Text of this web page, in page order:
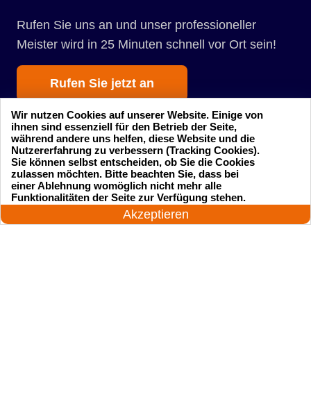
Rufen Sie uns an und unser professioneller
Meister wird in 25 Minuten schnell vor Ort sein!
Rufen Sie jetzt an
Startseite Einsatzgebiete
Preise
24 Stunden am Tag
Akzeptieren
Wir nutzen Cookies auf unserer Website. Einige von
ihnen sind essenziell für den Betrieb der Seite,
während andere uns helfen, diese Website und die
Nutzererfahrung zu verbessern (Tracking Cookies).
Sie können selbst entscheiden, ob Sie die Cookies
zulassen möchten. Bitte beachten Sie, dass bei
einer Ablehnung womöglich nicht mehr alle
Funktionalitäten der Seite zur Verfügung stehen.